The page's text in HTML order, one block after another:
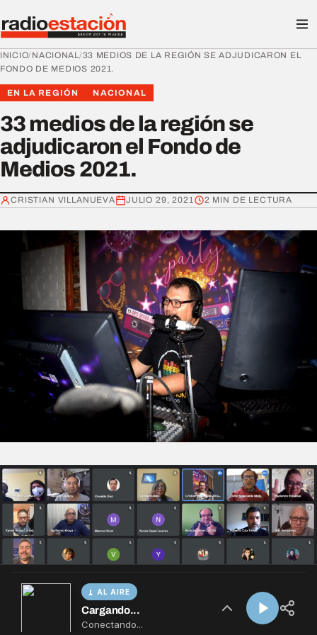
AL AIRE
Cargando...
Conectando...